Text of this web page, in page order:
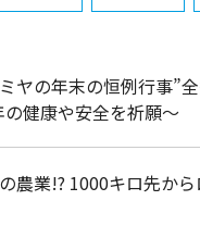
ヤの年末の恒例行事
健康や安全を祈願～
農業!? 1000キロ先か